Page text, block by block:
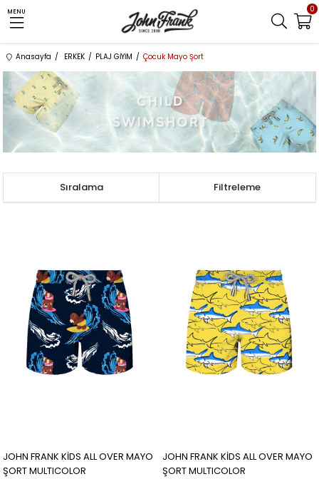
MENU 0
Anasayfa ERKEK PLAJ GİYİM Çocuk Mayo Şort
Filtreleme
Sıralama
JOHN FRANK KİDS ALL OVER MAYO
ŞORT MULTICOLOR
JOHN FRANK KİDS ALL OVER MAYO
ŞORT MULTICOLOR